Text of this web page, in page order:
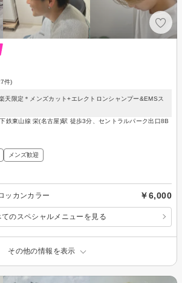
件)
天限定＊メンズカット+エレクトロンシャンプー&EMSス
鉄東山線 栄(名古屋)駅 徒歩3分、セントラルパーク出口8B
メンズ歓迎
ッカンカラー ￥6,000
てのスペシャルメニューを見る
その他の情報を表示